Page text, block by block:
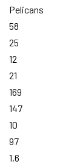
Pelicans
58
25
12
21
169
147
10
97
1,6